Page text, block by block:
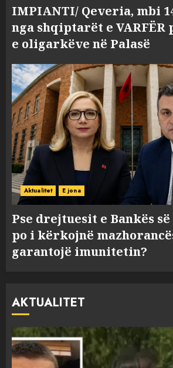
IMPIANTI/ Qeveria, mbi
nga shqiptarët e VARFËR
e oligarkëve në Palasë
Aktualitet E jona
Pse drejtuesit e Bankës
po i kërkojnë
garantojë imunitetin?
AKTUALITET